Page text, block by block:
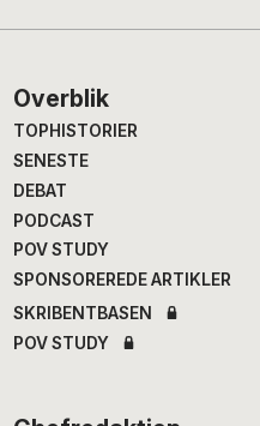
Footer
Overblik
TOPHISTORIER
SENESTE
DEBAT
PODCAST
POV STUDY
SPONSOREREDE ARTIKLER
SKRIBENTBASEN
POV STUDY